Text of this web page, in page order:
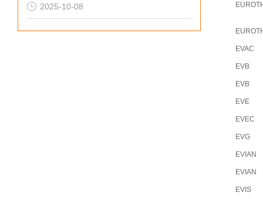
2025-10-08
EVAC
EVB
EVB
EVE
EVEC
EVG
EVIAN
EVIAN
EVIS